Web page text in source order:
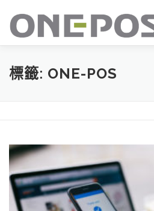
所有產品．下載 價目表
標籤: ONE-POS